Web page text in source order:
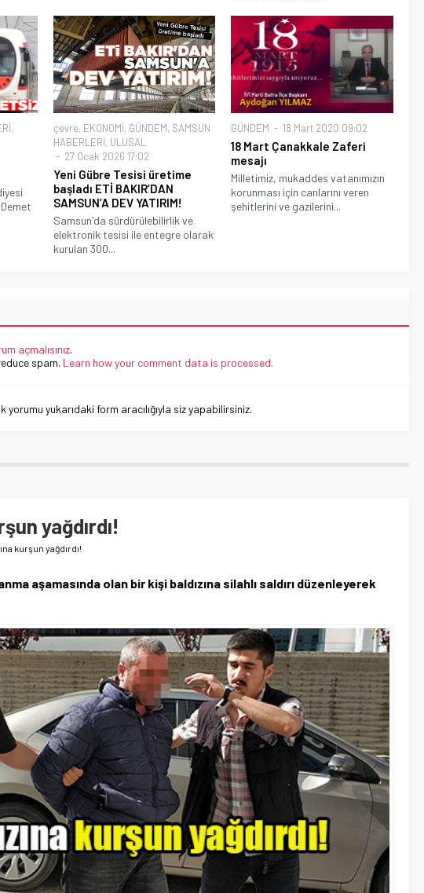
,
çevre, EKONOMİ, GÜNDEM, SAMSUN
HABERLERİ, ULUSAL
27 Ocak 2026 17:02
Yeni Gübre Tesisi üretime
başladı ETİ BAKIR’DAN
SAMSUN’A DEV YATIRIM!
Samsun'da sürdürülebilirlik ve
elektronik tesisi ile entegre olarak
kurulan 300...
GÜNDEM 18 Mart 2020 09:02
18 Mart Çanakkale Zaferi
mesajı
Milletimiz, mukaddes vatanımızın
korunması için canlarını veren
şehitlerini ve gazilerini...
açmalısınız.
spam. Learn how your comment data is processed.
yorumu yukarıdaki form aracılığıyla siz yapabilirsiniz.
yağdırdı!
kurşun yağdırdı!
aşamasında olan bir kişi baldızına silahlı saldırı düzenleyerek